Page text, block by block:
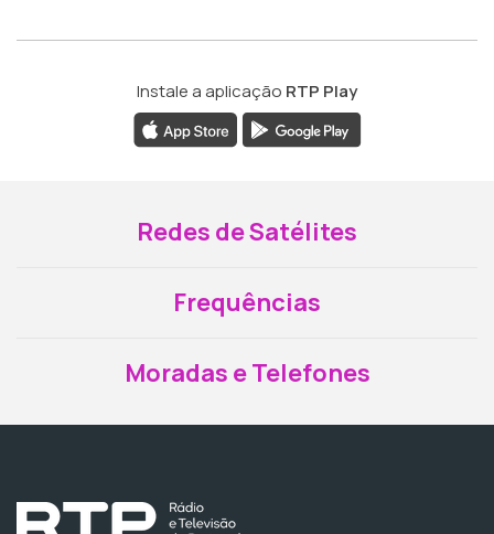
Instale a aplicação RTP Play
Redes de Satélites
Frequências
Moradas e Telefones